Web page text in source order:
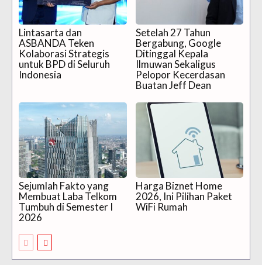
Lintasarta dan
ASBANDA Teken
Kolaborasi Strategis
untuk BPD di Seluruh
Indonesia
Setelah 27 Tahun
Bergabung, Google
Ditinggal Kepala
Ilmuwan Sekaligus
Pelopor Kecerdasan
Buatan Jeff Dean
Sejumlah Fakto yang
Membuat Laba Telkom
Tumbuh di Semester I
2026
Harga Biznet Home
2026, Ini Pilihan Paket
WiFi Rumah